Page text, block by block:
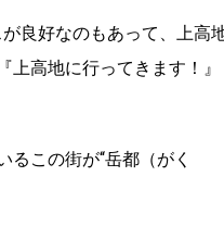
良好なのもあって、上高
高地に行ってきます！』
この街が“岳都（がく